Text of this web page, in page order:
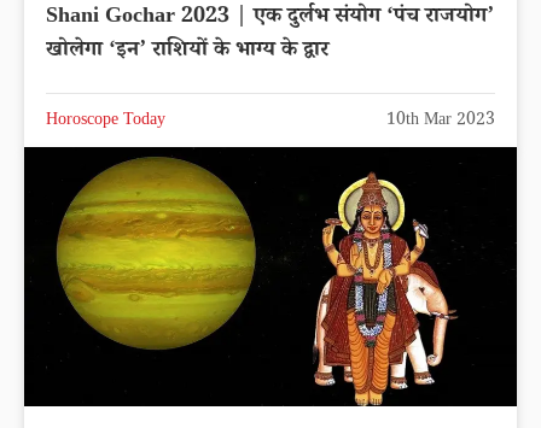
Shani Gochar 2023 | एक दुर्लभ संयोग ‘पंच राजयोग’
खोलेगा ‘इन’ राशियों के भाग्य के द्वार
Horoscope Today 10th Mar 2023